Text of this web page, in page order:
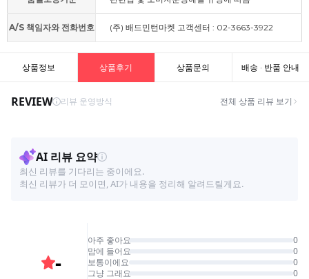
A/S 책임자와 전화번호 (주) 배드민턴마켓 고객센터 : 02-3663-3922
상품정보 상품후기 상품문의 배송 · 반품 안내